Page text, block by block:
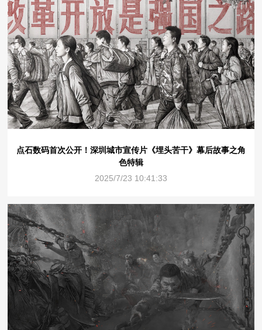
点石数码首次公开！深圳城市宣传片《埋头苦干》幕后故事之角
色特辑
2025/7/23 10:41:33